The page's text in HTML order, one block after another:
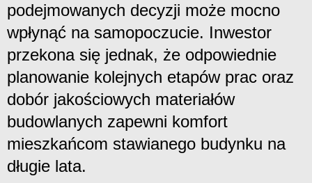
podejmowanych decyzji może mocno
wpłynąć na samopoczucie. Inwestor
przekona się jednak, że odpowiednie
planowanie kolejnych etapów prac oraz
dobór jakościowych materiałów
budowlanych zapewni komfort
mieszkańcom stawianego budynku na
długie lata.